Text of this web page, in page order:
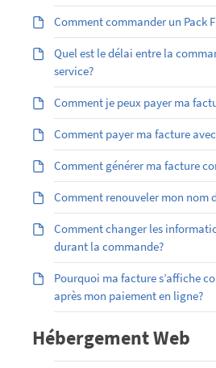
Comment commander un Pack
Quel est le délai entre la
service?
Comment je peux payer ma
Comment payer ma facture
Comment générer ma facture
Comment renouveler mon nom
Comment changer les
durant la commande?
Pourquoi ma facture s’affiche
après mon paiement en ligne?
Hébergement Web